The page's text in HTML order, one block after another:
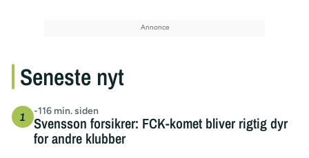
Seneste nyt
-116 min. siden
Svensson forsikrer: FCK-komet bliver rigtig dyr
for andre klubber